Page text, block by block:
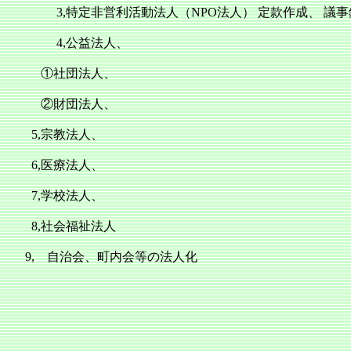
3,特定非営利活動法人（NPO法人）定款作成、 議
4,公益法人、
①社団法人、
②財団法人、
5,宗教法人、
6,医療法人、
7,学校法人、
8,社会福祉法人
9, 自治会、町内会等の法人化